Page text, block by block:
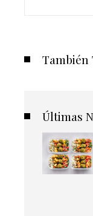
También
Últimas